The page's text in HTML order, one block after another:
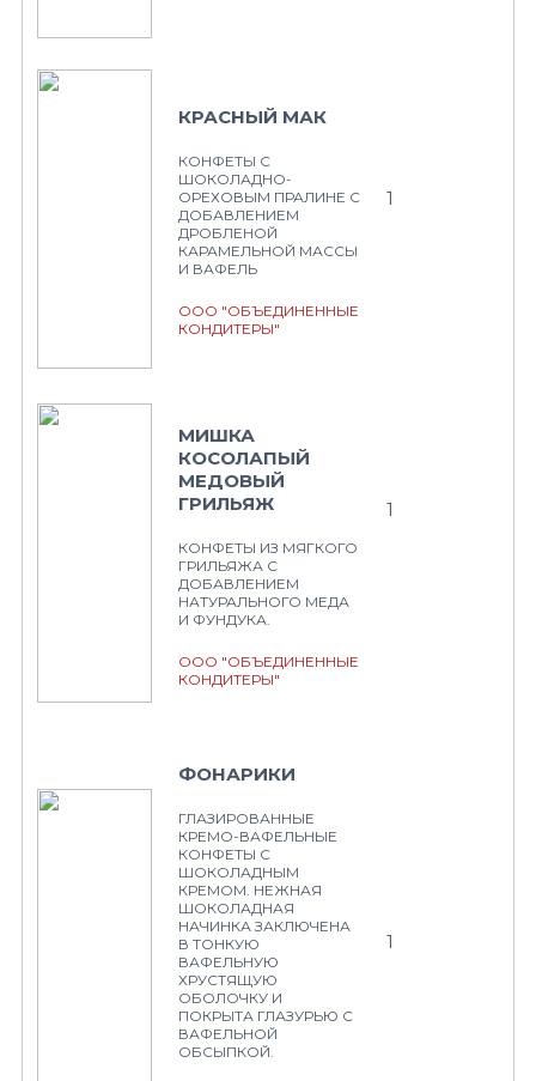
КРАСНЫЙ МАК
КОНФЕТЫ С
ШОКОЛАДНО-
ОРЕХОВЫМ ПРАЛИНЕ С
ДОБАВЛЕНИЕМ
ДРОБЛЕНОЙ
КАРАМЕЛЬНОЙ МАССЫ
И ВАФЕЛЬ
ООО "ОБЪЕДИНЕННЫЕ
КОНДИТЕРЫ"
1
МИШКА
КОСОЛАПЫЙ
МЕДОВЫЙ
ГРИЛЬЯЖ
КОНФЕТЫ ИЗ МЯГКОГО
ГРИЛЬЯЖА С
ДОБАВЛЕНИЕМ
НАТУРАЛЬНОГО МЕДА
И ФУНДУКА.
ООО "ОБЪЕДИНЕННЫЕ
КОНДИТЕРЫ"
1
ФОНАРИКИ
ГЛАЗИРОВАННЫЕ
КРЕМО-ВАФЕЛЬНЫЕ
КОНФЕТЫ С
ШОКОЛАДНЫМ
КРЕМОМ. НЕЖНАЯ
ШОКОЛАДНАЯ
НАЧИНКА ЗАКЛЮЧЕНА
В ТОНКУЮ
ВАФЕЛЬНУЮ
ХРУСТЯЩУЮ
ОБОЛОЧКУ И
ПОКРЫТА ГЛАЗУРЬЮ С
ВАФЕЛЬНОЙ
ОБСЫПКОЙ.
1